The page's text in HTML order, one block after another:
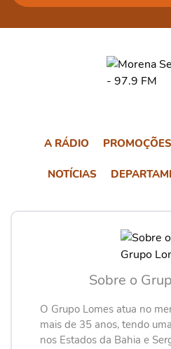
A RÁDIO PROMOÇÕES
NOTÍCIAS
Sobre o
O Grupo Lomes atua no
mais de 35 anos, tendo
nos Estados da Bahia e